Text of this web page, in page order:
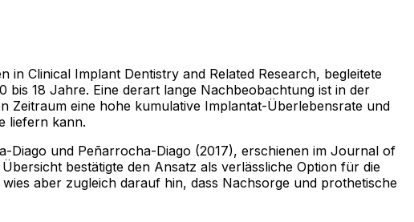
Clinical Implant Dentistry and Related Research, begleitete
18 Jahre. Eine derart lange Nachbeobachtung ist in der
Zeitraum eine hohe kumulative Implantat-Überlebensrate und
liefern kann.
Diago und Peñarrocha-Diago (2017), erschienen im Journal of
bestätigte den Ansatz als verlässliche Option für die
aber zugleich darauf hin, dass Nachsorge und prothetische